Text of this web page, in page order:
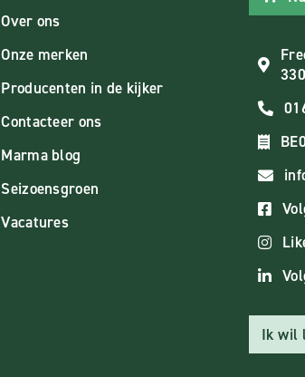
Over ons
Onze merken
Producenten in de kijker
Contacteer ons
Marma blog
Seizoensgroen
Vacatures
Ik wil